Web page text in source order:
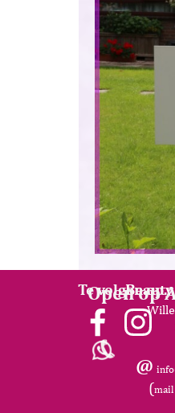
Te volgen op.
Open op
@
(mail